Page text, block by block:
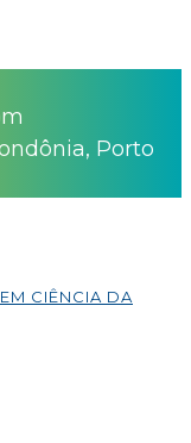
Porto
CIÊNCIA DA